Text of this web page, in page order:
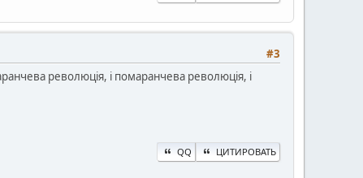
#3
революція, і помаранчева революція, і
QQ ЦИТИРОВАТЬ